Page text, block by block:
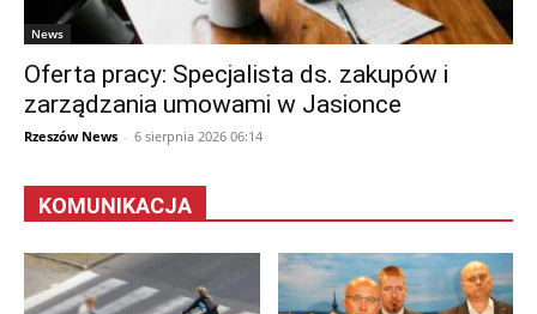
News
Oferta pracy: Specjalista ds. zakupów i
zarządzania umowami w Jasionce
Rzeszów News - 6 sierpnia 2026 06:14
KOMUNIKACJA